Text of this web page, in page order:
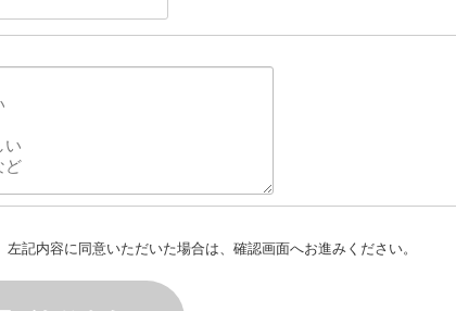
左記内容に同意いただいた場合は、確認画面へお進みください。